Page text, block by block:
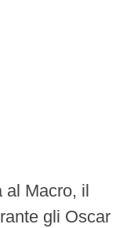
al Macro, il
gli Oscar